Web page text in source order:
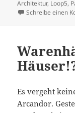
am
Architektur, Loop5,
Schreibe einen
Es vergeht
Arcandor.